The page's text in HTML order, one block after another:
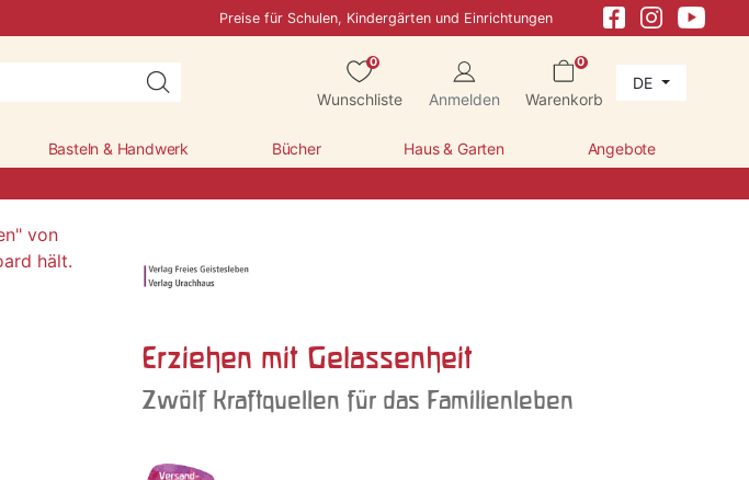
Preise für Schulen, Kindergärten und Einrichtungen
0
Wunschliste Anmelden
0
Warenkorb
DE
Basteln & Handwerk Bücher Haus & Garten Angebote
Erziehen mit Gelassenheit
Zwölf Kraftquellen für das Familienleben